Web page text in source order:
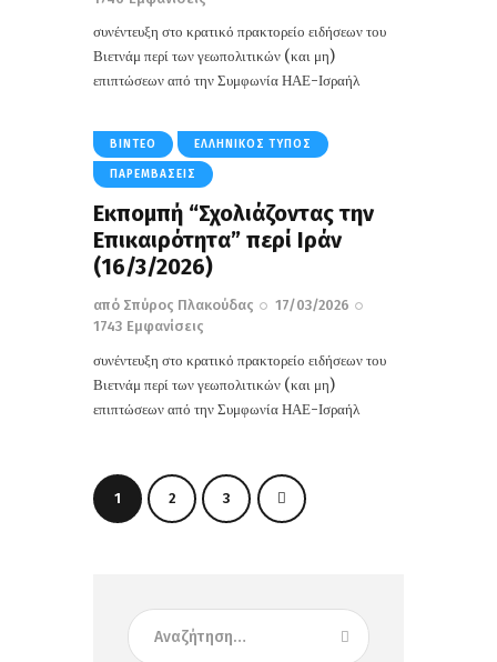
συνέντευξη στο κρατικό πρακτορείο ειδήσεων του
Βιετνάμ περί των γεωπολιτικών (και μη)
επιπτώσεων από την Συμφωνία ΗΑΕ-Ισραήλ
ΒΊΝΤΕΟ ΕΛΛΗΝΙΚΌΣ ΤΎΠΟΣ
ΠΑΡΕΜΒΆΣΕΙΣ
Εκπομπή “Σχολιάζοντας την
Επικαιρότητα” περί Ιράν
(16/3/2026)
από Σπύρος Πλακούδας
17/03/2026
1743 Εμφανίσεις
συνέντευξη στο κρατικό πρακτορείο ειδήσεων του
Βιετνάμ περί των γεωπολιτικών (και μη)
επιπτώσεων από την Συμφωνία ΗΑΕ-Ισραήλ
1 2 3
>